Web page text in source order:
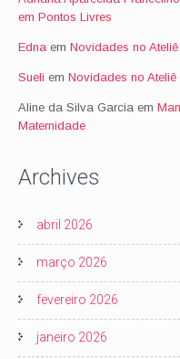
em Pontos Livres
Edna em Novidades no
Sueli em Novidades no Ateliê
Aline da Silva Garcia em
Maternidade
Archives
abril 2026
março 2026
fevereiro 2026
janeiro 2026